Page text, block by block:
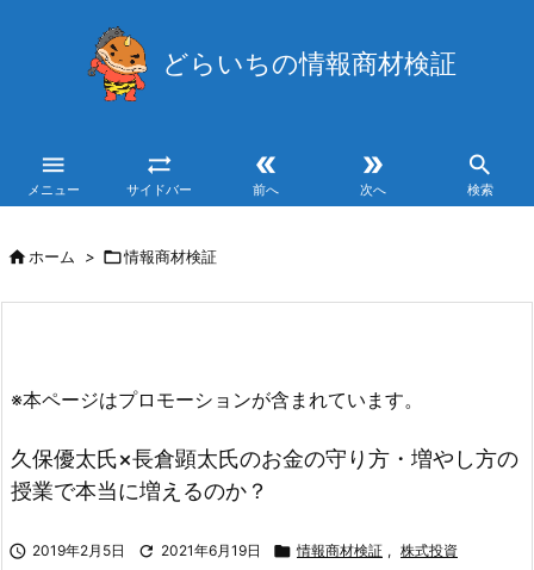
どらいちの情報商材検証

メニュー

サイドバー

前へ

次へ

検索
ホーム > 情報商材検証
※本ページはプロモーションが含まれています。
久保優太氏×長倉顕太氏のお金の守り方・増やし方の
授業で本当に増えるのか？
 2019年2月5日  2021年6月19日  情報商材検証 , 株式投資